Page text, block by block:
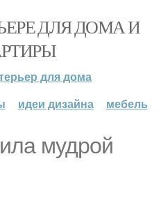
ДЛЯ ДОМА И
для дома
идеи дизайна мебель
мудрой